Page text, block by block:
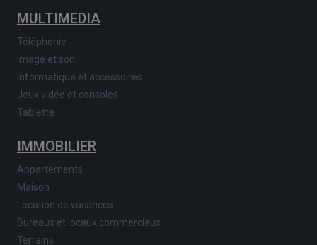
MULTIMEDIA
Téléphonie
Image et son
Informatique et accessoires
Jeux vidéo et consoles
Tablette
IMMOBILIER
Appartements
Maison
Location de vacances
Bureaux et locaux commerciaux
Terrains